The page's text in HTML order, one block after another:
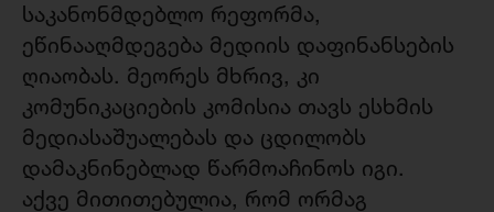
საკანონმდებლო რეფორმა,
ეწინააღმდეგება მედიის დაფინანსების
ღიაობას. მეორეს მხრივ, კი
კომუნიკაციების კომისია თავს ესხმის
მედიასაშუალებას და ცდილობს
დამაკნინებლად წარმოაჩინოს იგი.
აქვე მითითებულია, რომ ორმაგ